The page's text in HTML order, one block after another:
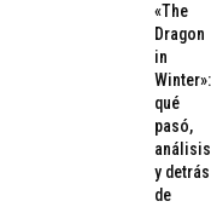
«The
Dragon
in
Winter»:
qué
pasó,
análisis
y detrás
de